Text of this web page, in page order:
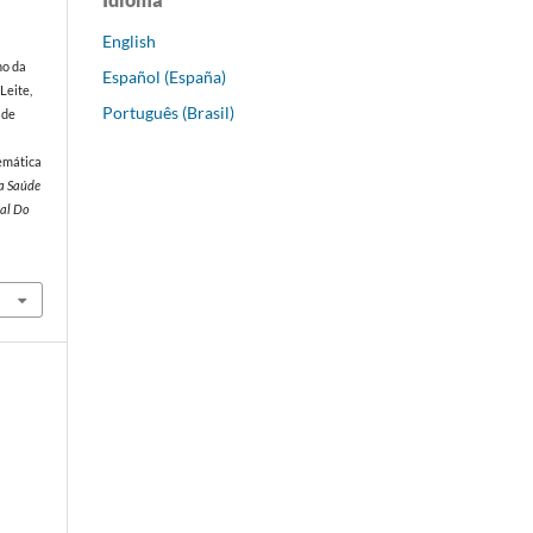
da
Saúde
Do
English
Español (España)
Português (Brasil)